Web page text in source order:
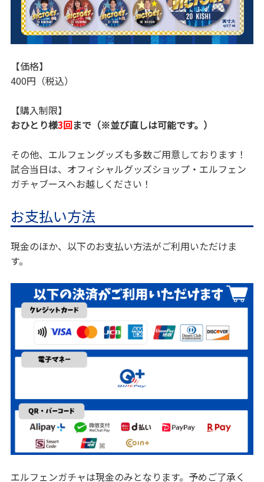
【価格】
400円（税込）
【購入制限】
おひとり様3回まで（※並び直しは可能です。）
その他、エルフェングッズも多数ご用意しております！
試合当日は、オフィシャルグッズショップ・エルフェン
ガチャブースへお越しください！
お支払い方法
現金のほか、以下のお支払い方法がご利用いただけま
す。
エルフェンガチャは現金のみとなります。予めご了承く